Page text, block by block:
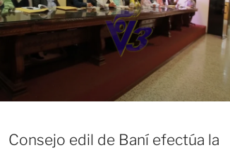
Consejo edil de Baní efectúa la